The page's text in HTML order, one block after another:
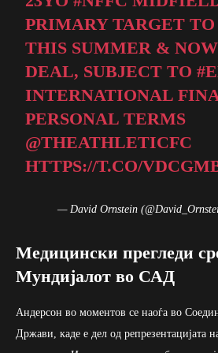
PRIMARY TARGET
THIS SUMMER &
DEAL, SUBJECT TO
INTERNATIONAL
PERSONAL TERMS
@THEATHLETICFC
HTTPS://T.CO/
— David Ornstein
Медицински прегледи
Мундијалот во САД
Андерсон во моментов се наоѓа во
Држави, каде е дел од репрезентацијата